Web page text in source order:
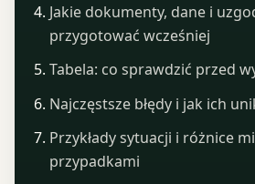
Jakie dokumenty, dane i
przygotować wcześniej
Tabela: co sprawdzić przed
Najczęstsze błędy i jak ich
Przykłady sytuacji i różnice
przypadkami